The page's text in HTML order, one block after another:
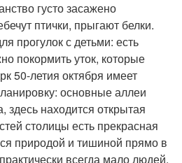
густо засажено
птички, прыгают белки.
прогулок с детьми: есть
покормить уток, которые
50-летия октября имеет
основные аллеи
здесь находится открытая
столицы есть прекрасная
природой и тишиной прямо в
всегда мало людей.